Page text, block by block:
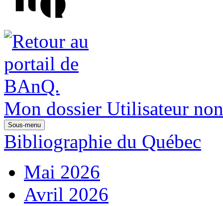
Mon dossier Utilisateur
Sous-menu
Bibliographie du Québec
Mai 2026
Avril 2026